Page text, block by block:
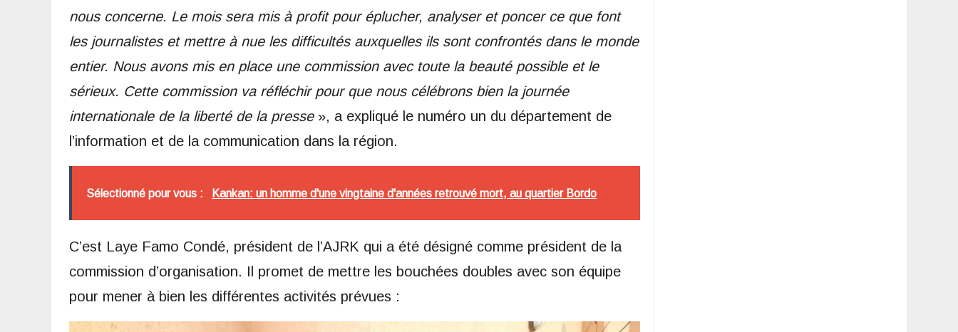
nous concerne. Le mois sera mis à profit pour éplucher, analyser et poncer ce que font
les journalistes et mettre à nue les difficultés auxquelles ils sont confrontés dans le monde
entier. Nous avons mis en place une commission avec toute la beauté possible et le
sérieux. Cette commission va réfléchir pour que nous célébrons bien la journée
internationale de la liberté de la presse », a expliqué le numéro un du département de
l’information et de la communication dans la région.
Sélectionné pour vous : Kankan: un homme d'une vingtaine d'années retrouvé mort, au quartier Bordo
C’est Laye Famo Condé, président de l’AJRK qui a été désigné comme président de la
commission d’organisation. Il promet de mettre les bouchées doubles avec son équipe
pour mener à bien les différentes activités prévues :